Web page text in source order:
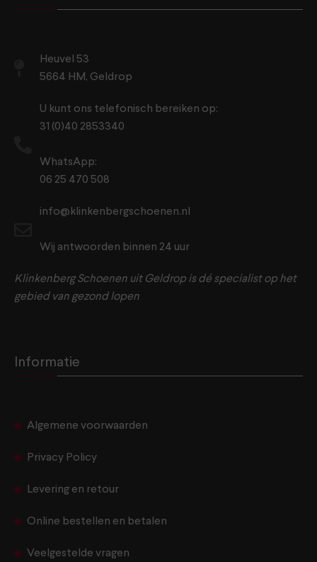
Heuvel 53
5664 HM, Geldrop
U kunt ons telefonisch bereiken op:
31 (0)40 2853340
WhatsApp:
06 25 470 508
info@klinkenbergschoenen.nl
Wij antwoorden binnen 24 uur
Klinkenberg Schoenen uit Geldrop is dé specialist op het
gebied van gezond lopen
Informatie
Algemene voorwaarden
Privacy Policy
Levering en retour
Online bestellen en betalen
Veelgestelde vragen